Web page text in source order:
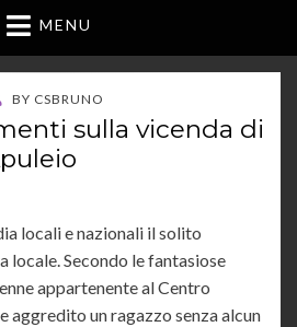
MENU
BY CSBRUNO
sulla vicenda di
locali e nazionali il solito
locale. Secondo le fantasiose
appartenente al Centro
aggredito un ragazzo senza alcun